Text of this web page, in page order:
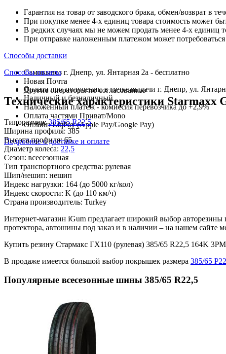
Гарантия на товар от заводского брака, обмен/возврат в
При покупке менее 4-х единиц товара стоимость может
В редких случаях мы не можем продать менее 4-х единиц
При отправке наложенным платежом может потребоваться
Способы доставки
Самовывоз г. Днепр, ул. Янтарная 2а - бесплатно
Новая Почта
Другие операторы по согласованию
Способы оплаты
Оплата при получении в точке выдачи г. Днепр, ул.
Наличный и безналичный
Наложенный платеж - комиссия перевозчика до +2,9%
Оплата частями Приват/Mono
Онлайн LiqPay (Apple Pay/Google Pay)
Подробнее о доставке и оплате
Технические характеристики Starmaxx
Типоразмер:385/65 R22,5
Ширина профиля: 385
Высота профиля:65
Диаметр колеса: 22,5
Сезон: всесезонная
Тип транспортного средства: рулевая
Шип/нешип: нешип
Индекс нагрузки: 164 (до 5000 кг/кол)
Индекс скорости: K (до 110 км/ч)
Страна производитель: Turkey
Интернет-магазин iGum предлагает широкий выбор
протектора, автошины под заказ и в наличии – на нашем
Купить резину Стармакс ГХ110 (рулевая) 385/65 R22,5 164K
В продаже имеется большой выбор покрышек размера 385/65
Популярные всесезонные шины 385/65 R22,5